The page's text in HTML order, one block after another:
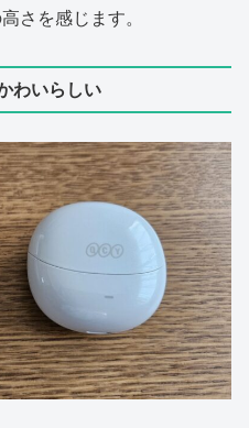
さを感じます。
わいらしい